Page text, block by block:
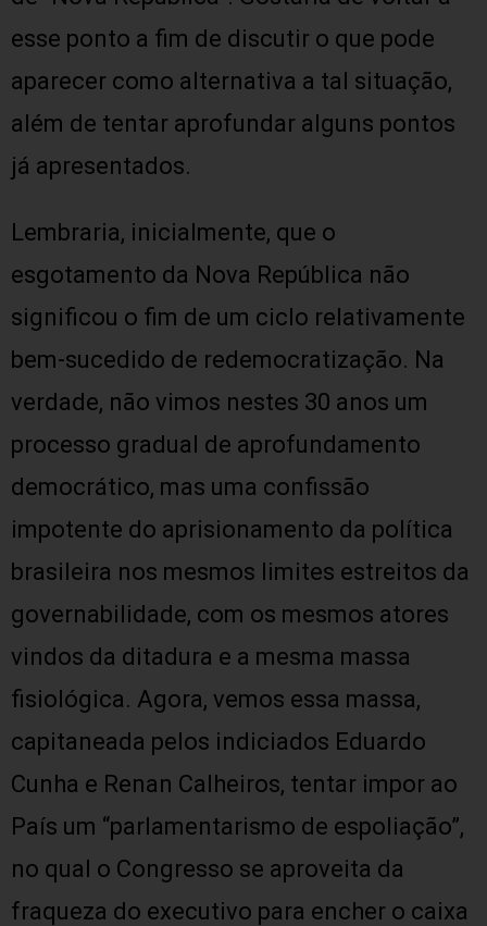
esse ponto a fim de discutir o que pode
aparecer como alternativa a tal situação,
além de tentar aprofundar alguns pontos
já apresentados.
Lembraria, inicialmente, que o
esgotamento da Nova República não
significou o fim de um ciclo relativamente
bem-sucedido de redemocratização. Na
verdade, não vimos nestes 30 anos um
processo gradual de aprofundamento
democrático, mas uma confissão
impotente do aprisionamento da política
brasileira nos mesmos limites estreitos da
governabilidade, com os mesmos atores
vindos da ditadura e a mesma massa
fisiológica. Agora, vemos essa massa,
capitaneada pelos indiciados Eduardo
Cunha e Renan Calheiros, tentar impor ao
País um “parlamentarismo de espoliação”,
no qual o Congresso se aproveita da
fraqueza do executivo para encher o caixa